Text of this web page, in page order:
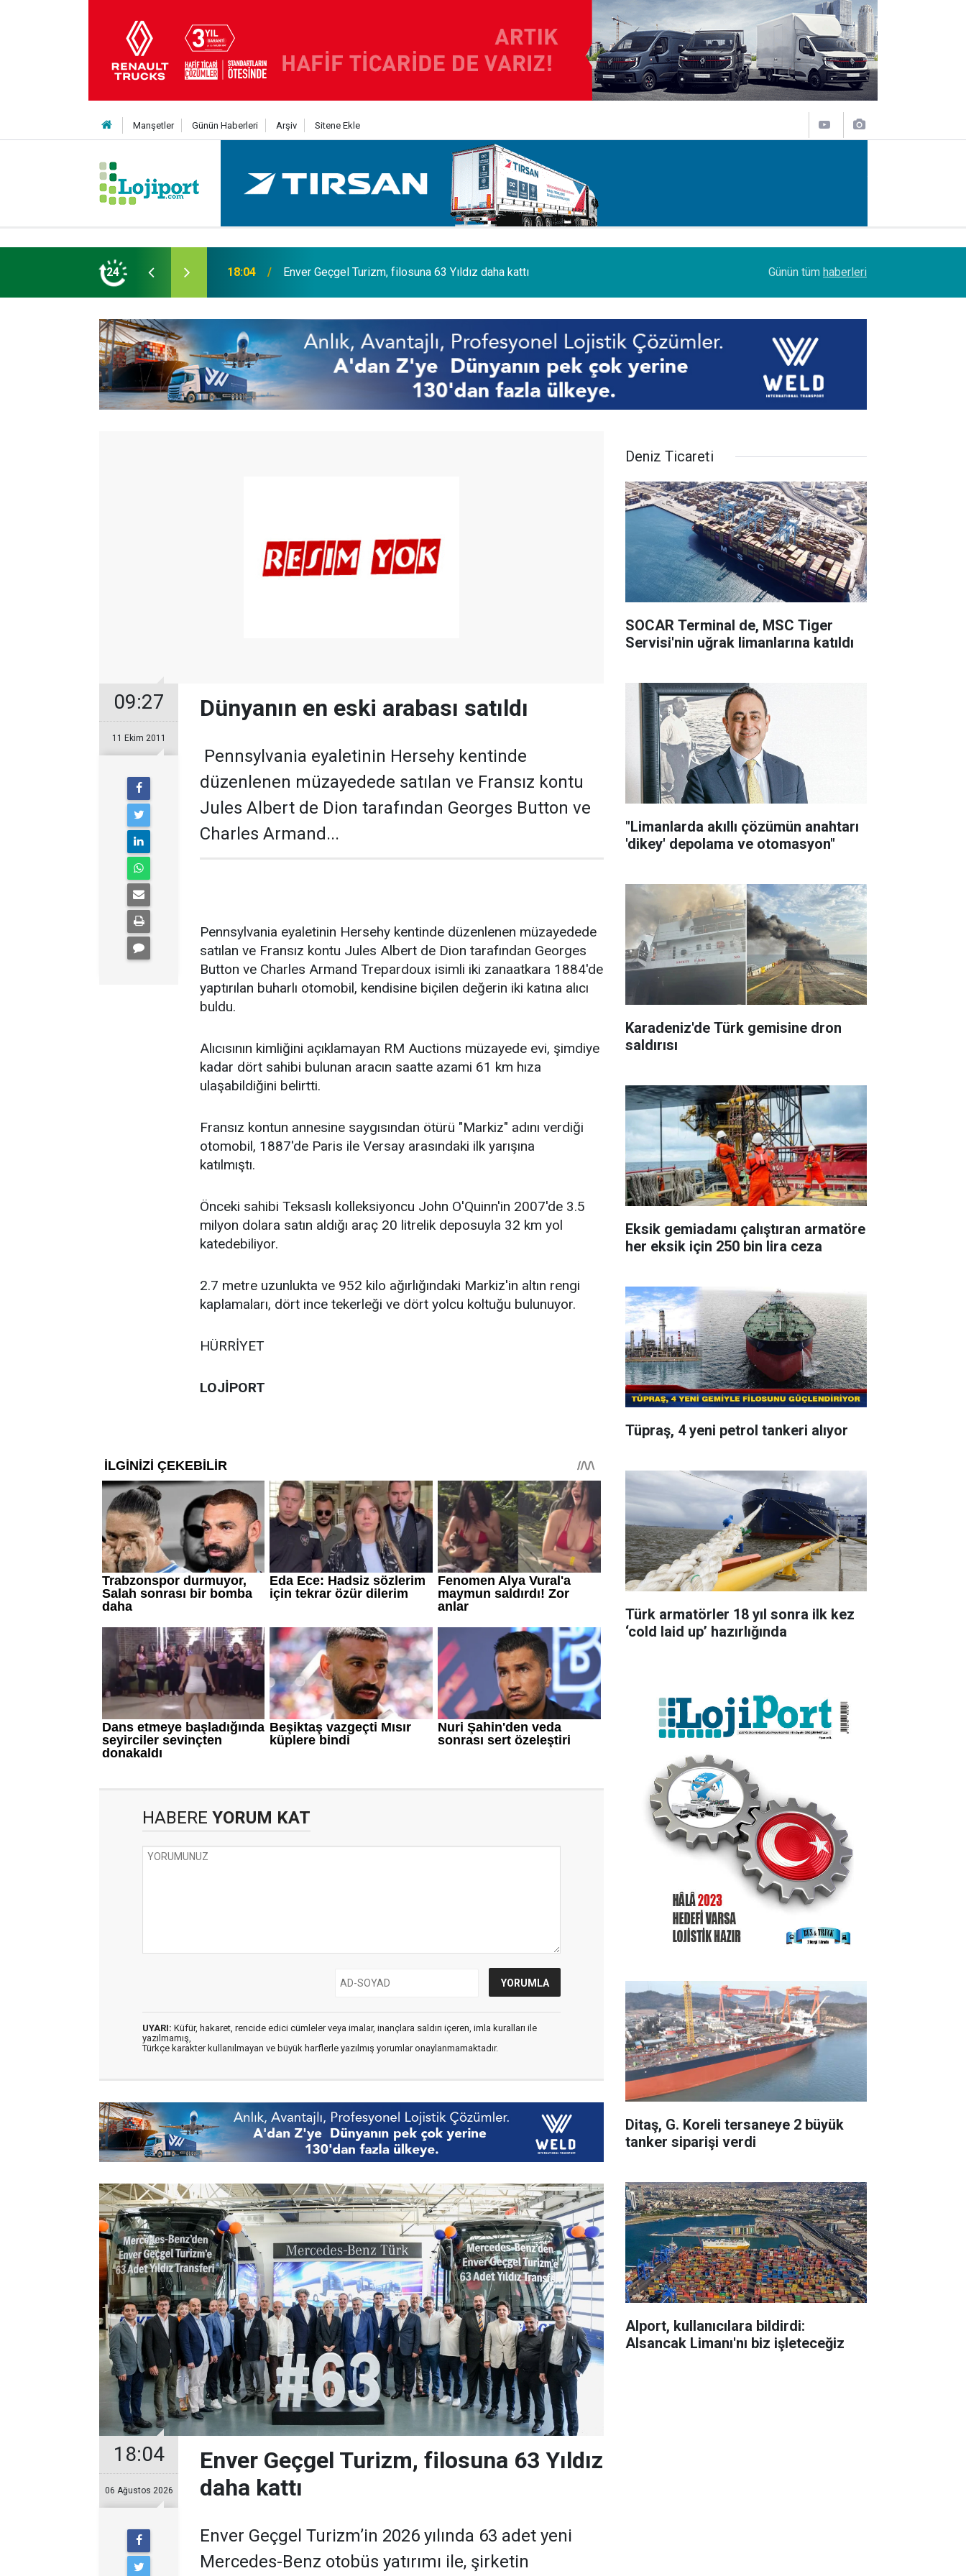
Manşetler Günün Haberleri Arşiv Sitene Ekle
24 12:50 Lojistik sektörünün acı kaybı; Cihan Yıldıran vefat etti SOCAR Terminal de, MSC Tiger Servisi'nin
Günün tüm haberleri
09:27
11 Ekim 2011
Dünyanın en eski arabası satıldı
Pennsylvania eyaletinin Hersehy kentinde
düzenlenen müzayedede satılan ve Fransız kontu
Jules Albert de Dion tarafından Georges Button ve
Charles Armand...
Pennsylvania eyaletinin Hersehy kentinde düzenlenen müzayedede
satılan ve Fransız kontu Jules Albert de Dion tarafından Georges
Button ve Charles Armand Trepardoux isimli iki zanaatkara 1884'de
yaptırılan buharlı otomobil, kendisine biçilen değerin iki katına alıcı
buldu.
Alıcısının kimliğini açıklamayan RM Auctions müzayede evi, şimdiye
kadar dört sahibi bulunan aracın saatte azami 61 km hıza
ulaşabildiğini belirtti.
Fransız kontun annesine saygısından ötürü "Markiz" adını verdiği
otomobil, 1887'de Paris ile Versay arasındaki ilk yarışına
katılmıştı.
Önceki sahibi Teksaslı kolleksiyoncu John O'Quinn'in 2007'de 3.5
milyon dolara satın aldığı araç 20 litrelik deposuyla 32 km yol
katedebiliyor.
2.7 metre uzunlukta ve 952 kilo ağırlığındaki Markiz'in altın rengi
kaplamaları, dört ince tekerleği ve dört yolcu koltuğu bulunuyor.
HÜRRİYET
LOJİPORT
HABERE YORUM KAT
UYARI: Küfür, hakaret, rencide edici cümleler veya imalar, inançlara saldırı içeren, imla kuralları ile
yazılmamış,
Türkçe karakter kullanılmayan ve büyük harflerle yazılmış yorumlar onaylanmamaktadır.
18:04
06 Ağustos 2026
Enver Geçgel Turizm, filosuna 63 Yıldız
daha kattı
Enver Geçgel Turizm’in 2026 yılında 63 adet yeni
Mercedes-Benz otobüs yatırımı ile, şirketin
Deniz Ticareti
SOCAR Terminal de, MSC Tiger
Servisi'nin uğrak limanlarına katıldı
"Limanlarda akıllı çözümün anahtarı
'dikey' depolama ve otomasyon"
Karadeniz'de Türk gemisine dron
saldırısı
Eksik gemiadamı çalıştıran armatöre
her eksik için 250 bin lira ceza
Tüpraş, 4 yeni petrol tankeri alıyor
Türk armatörler 18 yıl sonra ilk kez
‘cold laid up’ hazırlığında
Ditaş, G. Koreli tersaneye 2 büyük
tanker siparişi verdi
Alport, kullanıcılara bildirdi:
Alsancak Limanı'nı biz işleteceğiz